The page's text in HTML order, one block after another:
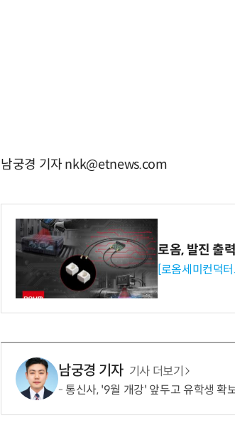
남궁경 기자 nkk@etnews.com
로옴, 발진 출
[로옴세미컨덕
남궁경 기자 기사 더보기
통신사, '9월 개강' 앞두고 유학생 확